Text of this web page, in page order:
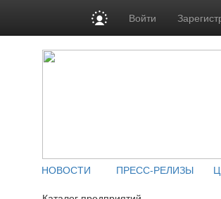
Войти
НОВОСТИ ПРЕСС-РЕЛИЗЫ